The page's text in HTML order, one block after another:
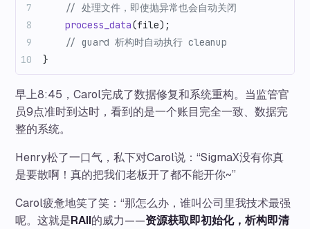
    // 处理文件，即使抛异常也会自动关闭
    process_data
(file);
    // guard 析构时自动执行 cleanup
}
早上8:45，Carol完成了数据修复和系统重构。当监管官
员9点准时到达时，看到的是一个账目完全一致、数据完
整的系统。
Henry松了一口气，私下对Carol说：“SigmaX没有你真
是要散啊！真的把我们老板开了都不能开你~”
Carol疲惫地笑了笑：“那怎么办，谁叫公司里我技术最强
呢。这就是RAII的威力——资源获取即初始化，析构即清